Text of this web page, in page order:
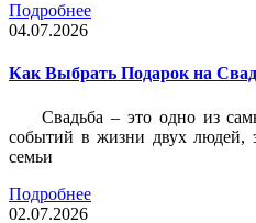
Подробнее
04.07.2026
Как Выбрать Подарок на
Свадьба – это одно из
событий в жизни двух людей,
семьи
Подробнее
02.07.2026